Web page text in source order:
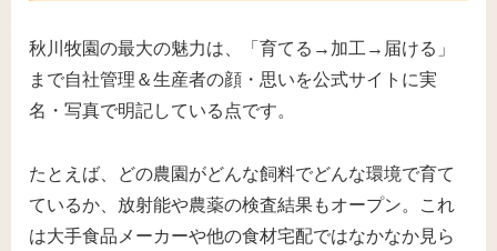
秋川牧園の最大の魅力は、「育てる→加工→届ける」
まで自社管理＆生産者の顔・思いを公式サイトに実
名・写真で明記している点です。
たとえば、どの農園がどんな飼料でどんな環境で育て
ているか、放射能や農薬の検査結果もオープン。これ
は大手食品メーカーや他の食材宅配ではなかなか見ら